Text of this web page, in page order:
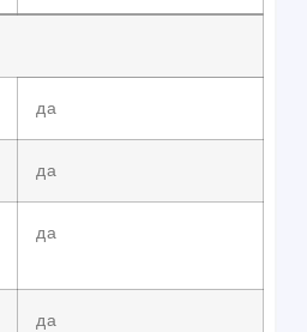
да
да
да
да